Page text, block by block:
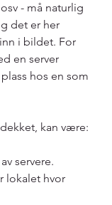
- må naturlig
det er her
i bildet. For
en server
hos en som
kan være:
servere.
lokalet hvor